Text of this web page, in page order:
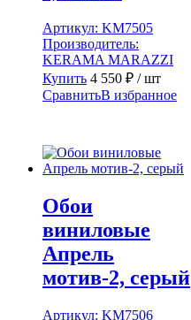
Артикул: KM7505
Производитель:
KERAMA MARAZZI
Купить 4 550 ₽ / шт
СравнитьВ избранное
Обои
виниловые
Апрель
мотив-2, серый
Артикул: KM7506